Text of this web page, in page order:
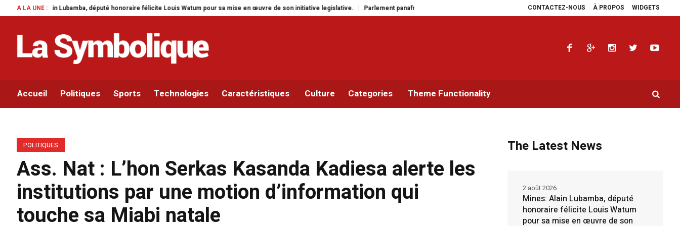
CONTACTEZ-NOUS À PROPOS WIDGETS
A LA UNE :
député honoraire félicite Louis Watum pour sa mise en œuvre de son initiative legislative. Parlement panafricain : à Johannesburg, Aimé Boji Sangara multiplie les plaidoyers en faveur de la RDC. Parlement panafricain : à
Accueil Politiques Sports Technologies Caractéristiques Culture Categories Theme Functionality
POLITIQUES
Ass. Nat : L’hon Serkas Kasanda Kadiesa alerte les
institutions par une motion d’information qui
touche sa Miabi natale
The Latest News
Mines: Alain Lubamba, député
honoraire félicite Louis Watum
pour sa mise en œuvre de son
2 août 2026